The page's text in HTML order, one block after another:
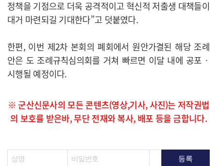
정책을 기점으로 더욱 공격적이고 혁신적 저출생 대책들이
대거 마련되길 기대한다”고 덧붙였다.
한편, 이번 제2차 본회의 폐회에서 원안가결된 해당 조례
안은 도 조례규칙심의회를 거쳐 빠르면 이달 내에 공포ㆍ
시행될 예정이다.​
※ 군산신문사의 모든 콘텐츠(영상,기사, 사진)는 저작권법
의 보호를 받은바, 무단 전재와 복사, 배포 등을 금합니다.